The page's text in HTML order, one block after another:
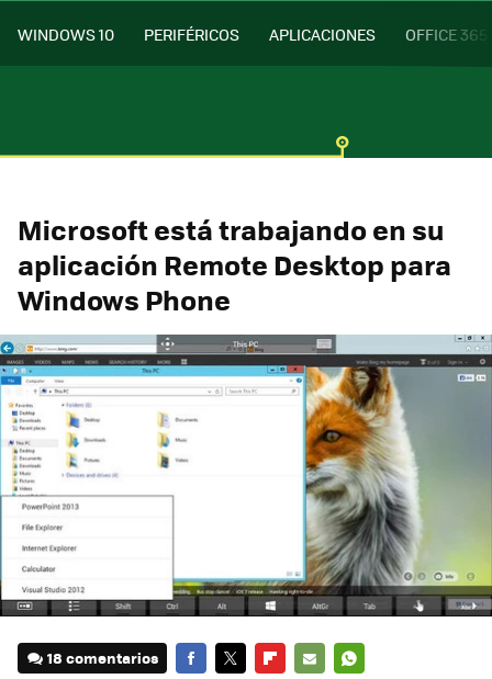
WINDOWS 10 PERIFÉRICOS APLICACIONES OFFICE 365
Microsoft está trabajando en su
aplicación Remote Desktop para
Windows Phone
18 comentarios